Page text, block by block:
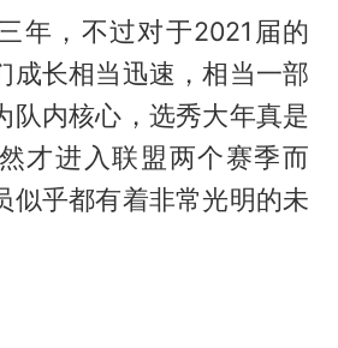
年，不过对于2021届的
成长相当迅速，相当一部
队内核心，选秀大年真是
才进入联盟两个赛季而
似乎都有着非常光明的未